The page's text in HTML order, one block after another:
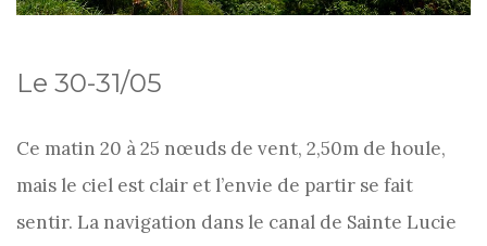
Le 30-31/05
Ce matin 20 à 25 nœuds de vent, 2,50m de houle,
mais le ciel est clair et l’envie de partir se fait
sentir. La navigation dans le canal de Sainte Lucie